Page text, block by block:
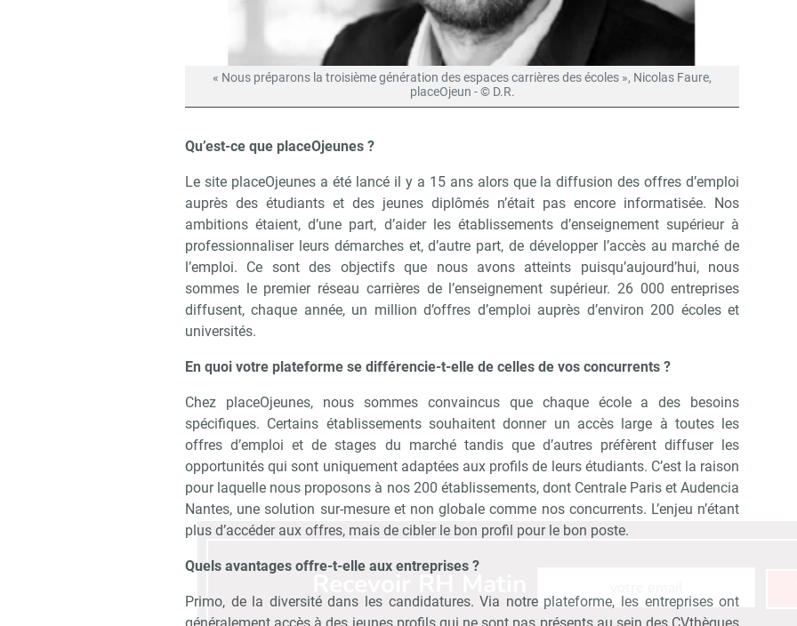
« Nous préparons la troisième génération des espaces carrières des écoles », Nicolas Faure,
placeOjeun - © D.R.
Qu’est-ce que placeOjeunes ?
Le site placeOjeunes a été lancé il y a 15 ans alors que la diffusion des offres d’emploi
auprès des étudiants et des jeunes diplômés n’était pas encore informatisée. Nos
ambitions étaient, d’une part, d’aider les établissements d’enseignement supérieur à
professionnaliser leurs démarches et, d’autre part, de développer l’accès au marché de
l’emploi. Ce sont des objectifs que nous avons atteints puisqu’aujourd’hui, nous
sommes le premier réseau carrières de l’enseignement supérieur. 26 000 entreprises
diffusent, chaque année, un million d’offres d’emploi auprès d’environ 200 écoles et
universités.
En quoi votre plateforme se différencie-t-elle de celles de vos concurrents ?
Chez placeOjeunes, nous sommes convaincus que chaque école a des besoins
spécifiques. Certains établissements souhaitent donner un accès large à toutes les
offres d’emploi et de stages du marché tandis que d’autres préfèrent diffuser les
opportunités qui sont uniquement adaptées aux profils de leurs étudiants. C’est la raison
pour laquelle nous proposons à nos 200 établissements, dont Centrale Paris et Audencia
Nantes, une solution sur-mesure et non globale comme nos concurrents. L’enjeu n’étant
plus d’accéder aux offres, mais de cibler le bon profil pour le bon poste.
Quels avantages offre-t-elle aux entreprises ?
Primo, de la diversité dans les candidatures. Via notre plateforme, les entreprises ont
Recevoir RH Matin